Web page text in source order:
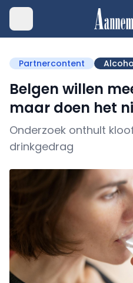
Partnercontent
Belgen willen
maar doen het
Onderzoek onthult
drinkgedrag